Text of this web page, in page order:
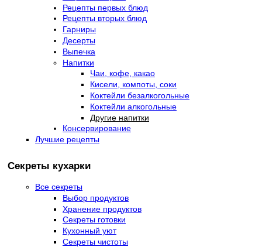
Рецепты первых блюд
Рецепты вторых блюд
Гарниры
Десерты
Выпечка
Напитки
Чаи, кофе, какао
Кисели, компоты, соки
Коктейли безалкогольные
Коктейли алкогольные
Другие напитки
Консервирование
Лучшие рецепты
Секреты кухарки
Все секреты
Выбор продуктов
Хранение продуктов
Секреты готовки
Кухонный уют
Секреты чистоты